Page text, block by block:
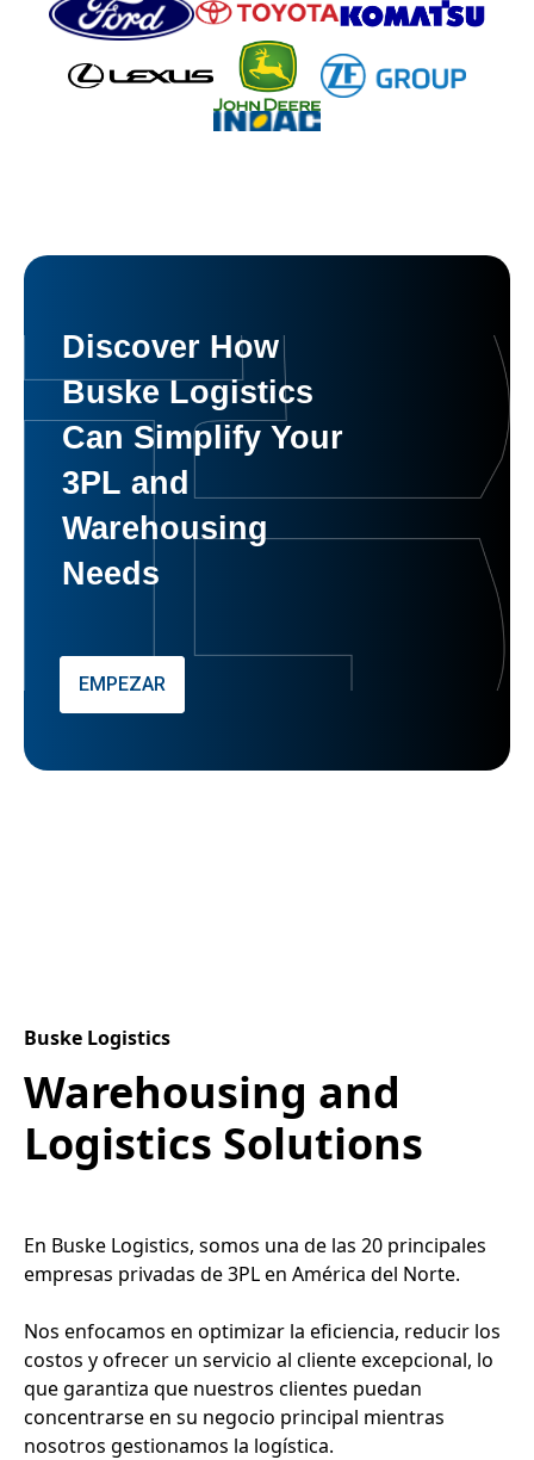
Discover How
Buske Logistics
Can Simplify Your
3PL and
Warehousing
Needs
EMPEZAR
Buske Logistics
Warehousing and
Logistics Solutions
En Buske Logistics, somos una de las 20 principales
empresas privadas de 3PL en América del Norte.
Nos enfocamos en optimizar la eficiencia, reducir los
costos y ofrecer un servicio al cliente excepcional, lo
que garantiza que nuestros clientes puedan
concentrarse en su negocio principal mientras
nosotros gestionamos la logística.